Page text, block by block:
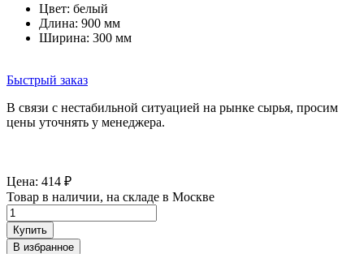
Цвет: белый
Длина: 900 мм
Ширина: 300 мм
Быстрый заказ
В связи с нестабильной ситуацией на рынке сырья, просим
цены уточнять у менеджера.
Цена: 414 ₽
Товар в наличии, на складе в Москве
Купить
В избранное